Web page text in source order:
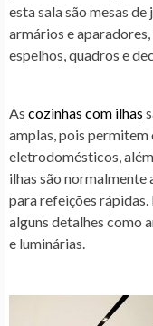
esta sala são mesas
armários e
espelhos, quadros e
As cozinhas com ilhas
amplas, pois permitem
eletrodomésticos,
ilhas são normalmente
para refeições
alguns detalhes como
e luminárias.